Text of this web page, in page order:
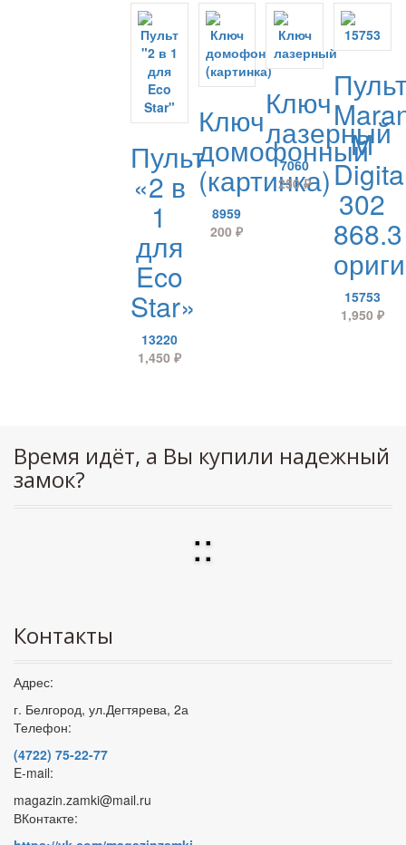
Пульт
«2 в
1
для
Eco
Star»
13220
1,450 ₽
Ключ
домофонный
(картинка)
8959
200₽
Ключ
лазерный
7060
250₽
M
302
868.3
15753
1,950 ₽
Время идёт, а Вы купили надежный
замок?
::
Контакты
Адрес:
г. Белгород, ул.Дегтярева, 2а
Телефон:
(4722) 75-22-77
E-mail:
magazin.zamki@mail.ru
ВКонтакте: